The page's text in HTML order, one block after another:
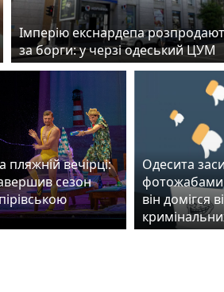
Імперію екснардепа
за борги: у черзі одеський ЦУМ
вечірці:
сезон
Одесита
фотожабами
він домігся